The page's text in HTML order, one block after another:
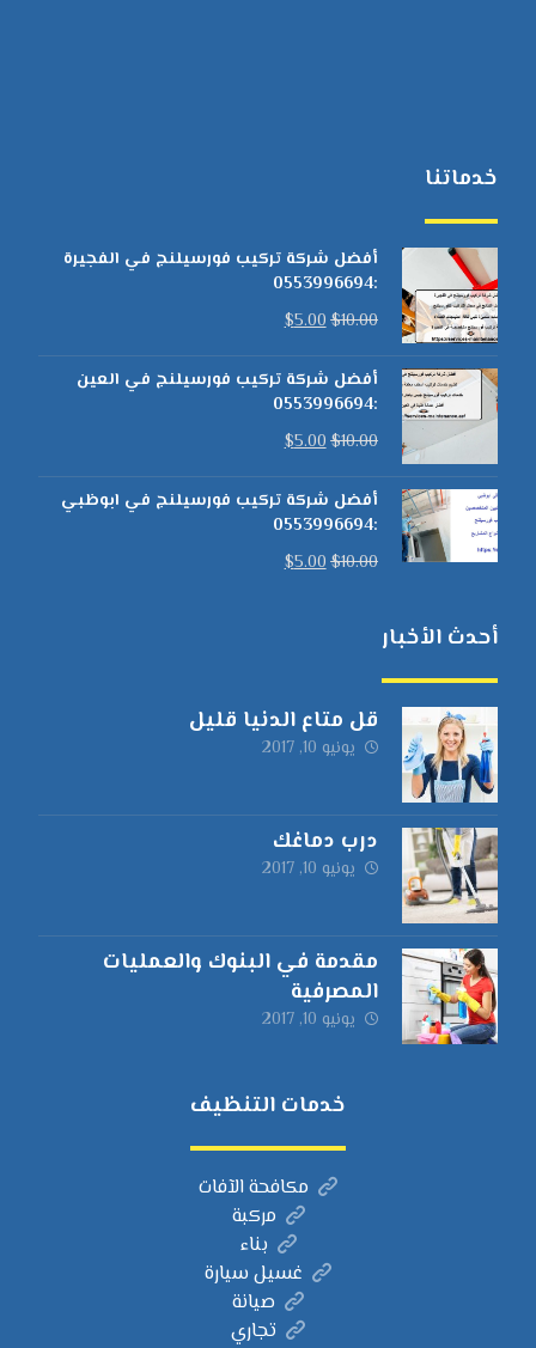
خدماتنا
أفضل شركة تركيب فورسيلنج في الفجيرة
:0553996694
$10.00
$5.00
أفضل شركة تركيب فورسيلنج في العين
:0553996694
$10.00
$5.00
أفضل شركة تركيب فورسيلنج في ابوظبي
:0553996694
$10.00
$5.00
أحدث الأخبار
قل متاع الدنيا قليل
يونيو 10, 2017
درب دماغك
يونيو 10, 2017
مقدمة في البنوك والعمليات
المصرفية
يونيو 10, 2017
خدمات التنظيف
مكافحة الآفات
مركبة
بناء
غسيل سيارة
صيانة
تجاري